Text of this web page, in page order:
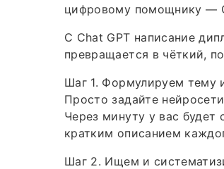
цифровому помощнику —
С Chat GPT написание
превращается в чёткий,
Шаг 1. Формулируем тему
Просто задайте
Через минуту у вас будет
кратким описанием
Шаг 2. Ищем и